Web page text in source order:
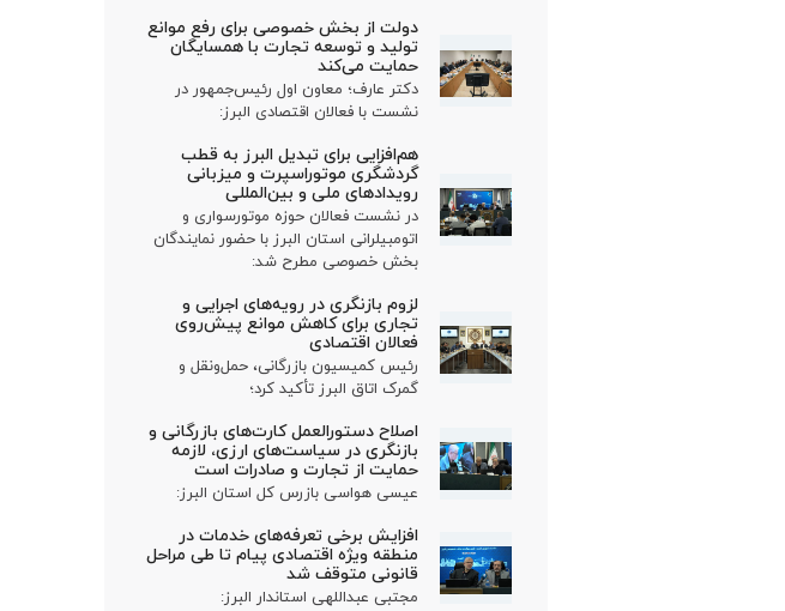
دولت از بخش خصوصی برای رفع موانع
تولید و توسعه تجارت با همسایگان
حمایت می‌کند
دکتر عارف؛ معاون اول رئیس‌جمهور در
نشست با فعالان اقتصادی البرز:
هم‌افزایی برای تبدیل البرز به قطب
گردشگری موتوراسپرت و میزبانی
رویدادهای ملی و بین‌المللی
در نشست فعالان حوزه موتورسواری و
اتومبیلرانی استان البرز با حضور نمایندگان
بخش خصوصی مطرح شد:
لزوم بازنگری در رویه‌های اجرایی و
تجاری برای کاهش موانع پیش‌روی
فعالان اقتصادی
رئیس کمیسیون بازرگانی، حمل‌ونقل و
گمرک اتاق البرز تأکید کرد؛
اصلاح دستورالعمل کارت‌های بازرگانی و
بازنگری در سیاست‌های ارزی، لازمه
حمایت از تجارت و صادرات است
عیسی هواسی بازرس کل استان البرز:
افزایش برخی تعرفه‌های خدمات در
منطقه ویژه اقتصادی پیام تا طی مراحل
قانونی متوقف شد
مجتبی عبداللهی استاندار البرز: